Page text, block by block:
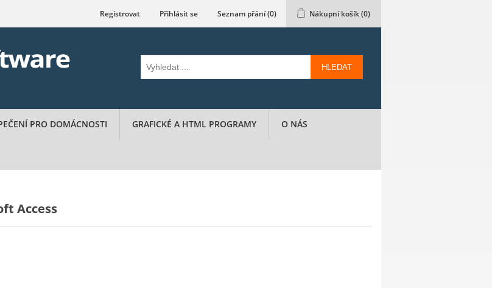
Registrovat Přihlásit se Seznam přání(0) Nákupní košík(0)
HLEDAT
PRO DOMÁCNOSTI GRAFICKÉ A HTML PROGRAMY O NÁS
Access